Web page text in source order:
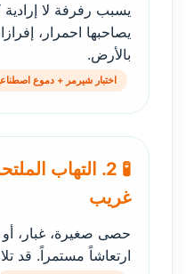
يسبب رفرفة لا
يصاحبها احمرار،
بالأرض.
اختبار شيرمر + دموع
🧪 2. التهاب
غريب
حصى صغيرة، غبار،
ارتعاشاً مستمراً. قد